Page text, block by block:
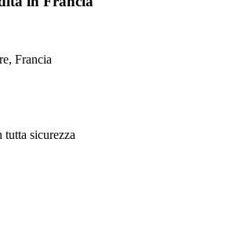
Francia
sicurezza